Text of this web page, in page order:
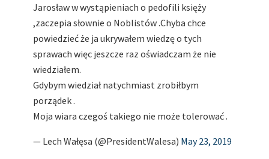
Jarosław w wystąpieniach o pedofili księży
,zaczepia słownie o Noblistów .Chyba chce
powiedzieć że ja ukrywałem wiedzę o tych
sprawach więc jeszcze raz oświadczam że nie
wiedziałem.
Gdybym wiedział natychmiast zrobiłbym
porządek .
Moja wiara czegoś takiego nie może tolerować .
— Lech Wałęsa (@PresidentWalesa) May 23, 2019